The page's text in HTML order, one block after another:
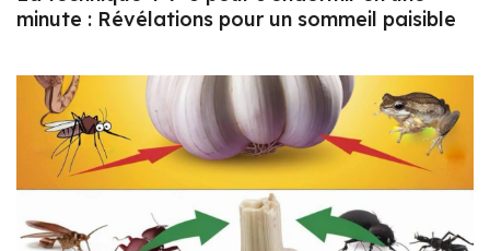
minute : Révélations pour un sommeil paisible